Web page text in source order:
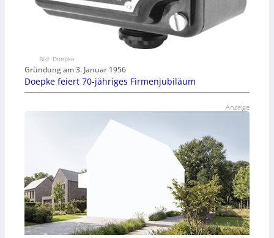
Bild: Doepke
Gründung am 3. Januar 1956
Doepke feiert 70-jähriges Firmenjubiläum
Anzeige